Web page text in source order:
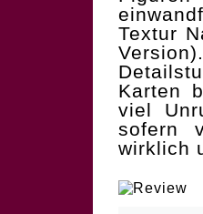
Textur
Karten
viel
sofern
wirklich